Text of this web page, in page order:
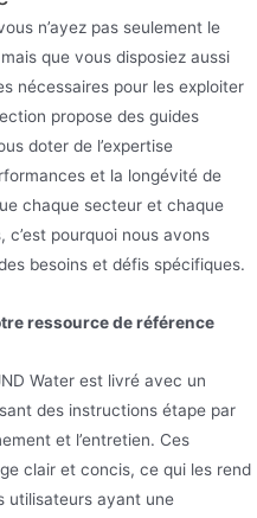
n’ayez pas seulement le
que vous disposiez aussi
nécessaires pour les exploiter
propose des guides
doter de l’expertise
et la longévité de
chaque secteur et chaque
pourquoi nous avons
besoins et défis spécifiques.
ressource de référence
Water est livré avec un
des instructions étape par
et l’entretien. Ces
clair et concis, ce qui les rend
utilisateurs ayant une